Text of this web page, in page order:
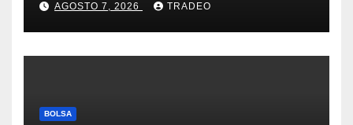
AGOSTO 7, 2026 TRADEO
BOLSA